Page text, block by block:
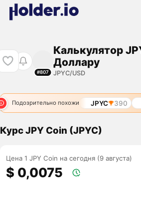
#807
Калькулятор
Доллару
JPYC/USD
Подозрительно похожи JPYC 390
Курс JPY Coin (JPYC)
Цена 1 JPY Coin на сегодня (9 августа)
$ 0,0075